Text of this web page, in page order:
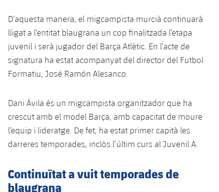
Spotify Camp Nou
Palau Blaugrana
Estadi Johan Cruyff
Ciutat Esportiva
La Masia
plusicon
més
Serveis
plusicon
més
Instal·lacions
D’aquesta manera, el migcampista murcià continuarà
lligat a l’entitat blaugrana un cop finalitzada l’etapa
juvenil i serà jugador del Barça Atlètic. En l’acte de
signatura ha estat acompanyat del director del Futbol
Formatiu, José Ramón Alesanco.
Dani Ávila és un migcampista organitzador que ha
crescut amb el model Barça, amb capacitat de moure
l’equip i lideratge. De fet, ha estat primer capità les
darreres temporades, inclòs l’últim curs al Juvenil A.
Continuïtat a vuit temporades de
blaugrana